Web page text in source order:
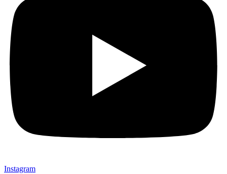
Instagram